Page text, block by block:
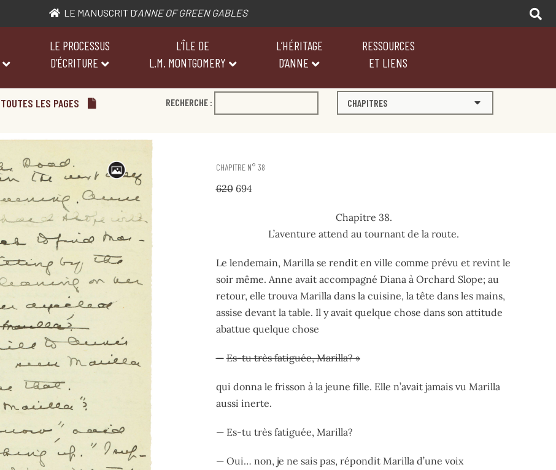
LE MANUSCRIT D’ANNE OF GREEN GABLES
LE PROCESSUS
D’ÉCRITURE
L’ÎLE DE
L.M. MONTGOMERY
L’HÉRITAGE
D’ANNE
RESSOURCES
ET LIENS
TOUTES LES PAGES RECHERCHE : CHAPITRES
CHAPITRE N° 38
620694
Chapitre 38.
L’aventure attend au tournant de la route.
Le lendemain, Marilla se rendit en ville comme prévu et revint le
soir même. Anne avait accompagné Diana à Orchard Slope; au
retour, elle trouva Marilla dans la cuisine, la tête dans les mains,
assise devant la table. Il y avait quelque chose dans son attitude
abattue quelque chose
— Es-tu très fatiguée, Marilla? »
qui donna le frisson à la jeune fille. Elle n’avait jamais vu Marilla
aussi inerte.
— Es-tu très fatiguée, Marilla?
— Oui… non, je ne sais pas, répondit Marilla d’une voix